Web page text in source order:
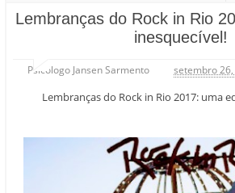
in Rio 2017: uma edição inesquecível!
Lembranças do Rock in Rio
inesquecível!
Psicólogo Jansen Sarmento setembro
Lembranças do Rock in Rio 2017: uma